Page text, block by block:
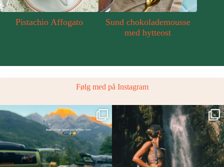
Pistachio Affogato
Sund chokolademousse
med hytteost
Følg med på Instagram